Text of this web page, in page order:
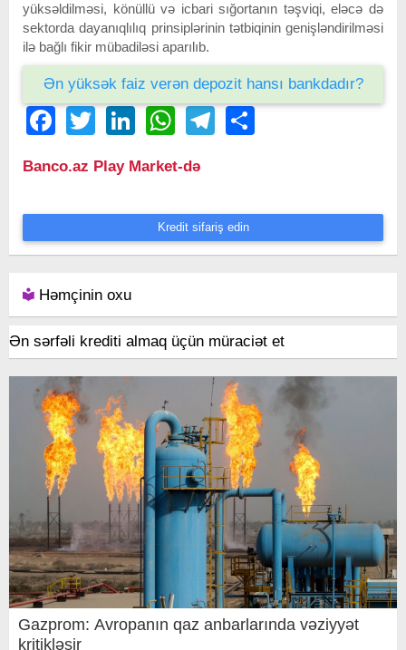
yüksəldilməsi, könüllü və icbari sığortanın təşviqi, eləcə də
sektorda dayanıqlılıq prinsiplərinin tətbiqinin genişləndirilməsi
ilə bağlı fikir mübadiləsi aparılıb.
Ən yüksək faiz verən depozit hansı bankdadır?
FacebookTwitter LinkedIn WhatsAppTelegram
Banco.az Play Market-də
Kredit sifariş edin
Həmçinin oxu
Ən sərfəli krediti almaq üçün müraciət et
Gazprom: Avropanın qaz anbarlarında vəziyyət
kritikləşir